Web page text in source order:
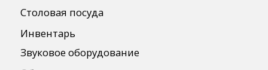
Публичная оферта
Политика конфиденциальности
Согласие на обработку персональных